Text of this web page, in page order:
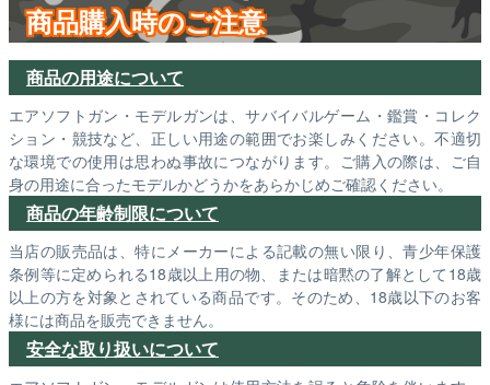
商品購入時のご注意
商品の用途について
エアソフトガン・モデルガンは、サバイバルゲーム・鑑賞・コレク
ション・競技など、正しい用途の範囲でお楽しみください。不適切
な環境での使用は思わぬ事故につながります。ご購入の際は、ご自
身の用途に合ったモデルかどうかをあらかじめご確認ください。
商品の年齢制限について
当店の販売品は、特にメーカーによる記載の無い限り、青少年保護
条例等に定められる18歳以上用の物、または暗黙の了解として18歳
以上の方を対象とされている商品です。そのため、18歳以下のお客
様には商品を販売できません。
安全な取り扱いについて